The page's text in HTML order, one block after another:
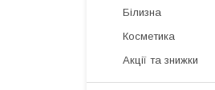
Білизна
Косметика
Акції та знижки